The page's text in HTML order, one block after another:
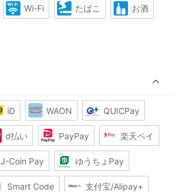
Wi-Fi たばこ お酒
iD WAON QUICPay
d払い PayPay 楽天ペイ
J-Coin Pay ゆうちょPay
Smart Code 支付宝/Alipay+